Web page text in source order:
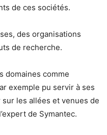
de ces sociétés.
des organisations
de recherche.
domaines comme
exemple pu servir à ses
les allées et venues de
de Symantec.